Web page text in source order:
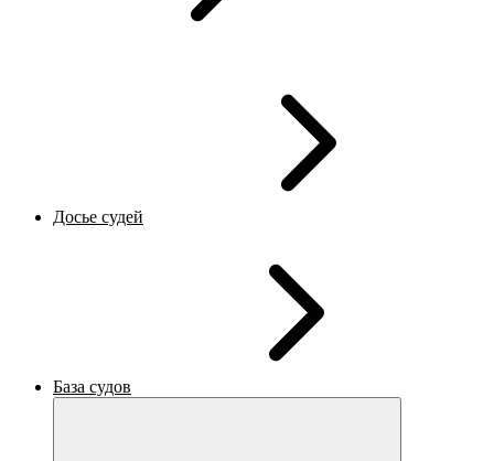
Досье судей
База судов